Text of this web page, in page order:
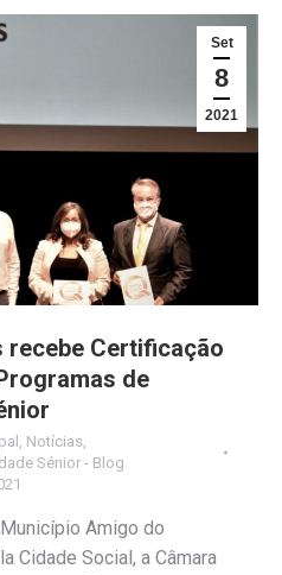
Set
8
2021
recebe Certificação
de
, Notícias,
Sénior - Blog
Amigo do
Cidade Social, a Câmara